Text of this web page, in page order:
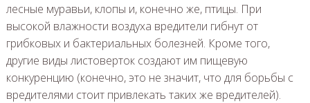
лесные муравьи, клопы и, конечно же, птицы. При
высокой влажности воздуха вредители гибнут от
грибковых и бактериальных болезней. Кроме того,
другие виды листоверток создают им пищевую
конкуренцию (конечно, это не значит, что для борьбы с
вредителями стоит привлекать таких же вредителей).